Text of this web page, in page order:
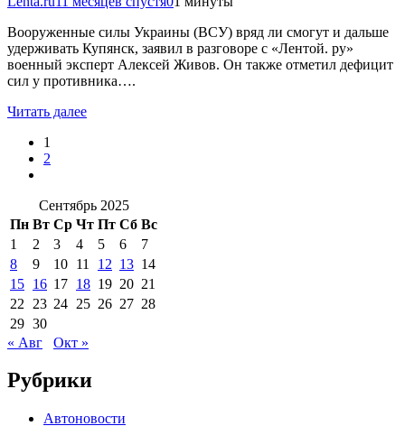
Вооруженные силы Украины (ВСУ) вряд ли смогут и дальше
удерживать Купянск, заявил в разговоре с «Лентой. ру»
военный эксперт Алексей Живов. Он также отметил дефицит
сил у противника….
Читать далее
1
2
Сентябрь 2025
Пн Вт Ср Чт Пт Сб Вс
1
2 3 4 5 6
7
8
9 10 11 12 13 14
15 16 17 18 19 20 21
22
23 24 25 26 27 28
29 30
« Авг
Окт »
Рубрики
Автоновости